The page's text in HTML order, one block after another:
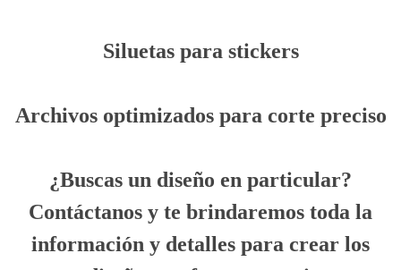
Siluetas para stickers
Archivos optimizados para corte preciso
¿Buscas un diseño en particular?
Contáctanos y te brindaremos toda la
información y detalles para crear los